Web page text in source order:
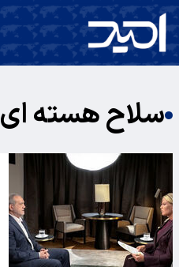
سلاح هسته ای